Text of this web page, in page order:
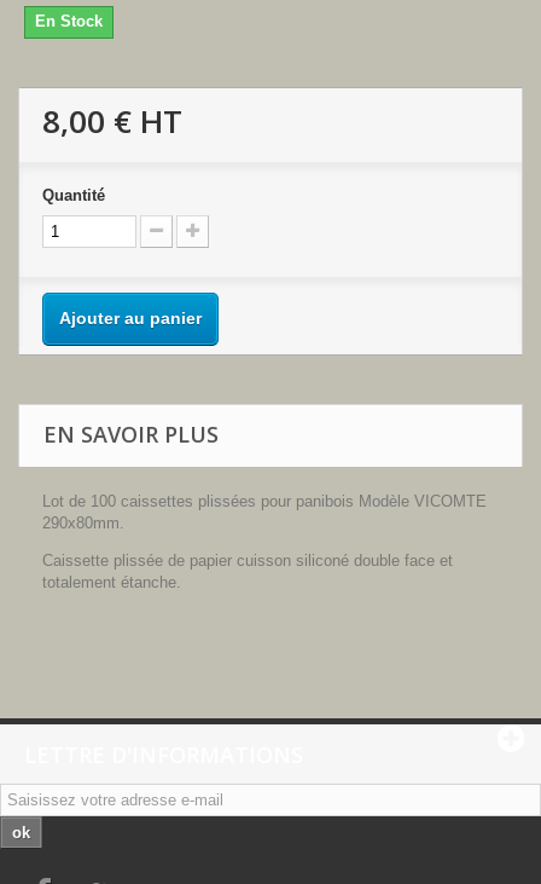
En Stock
8,00 € HT
Quantité
Ajouter au panier
EN SAVOIR PLUS
Lot de 100 caissettes plissées pour panibois Modèle VICOMTE
290x80mm.
Caissette plissée de papier cuisson siliconé double face et
totalement étanche.
ok